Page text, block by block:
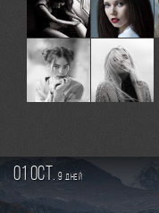
01 oct. 9 дней